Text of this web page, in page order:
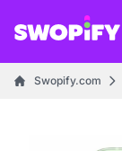
Swopify.com